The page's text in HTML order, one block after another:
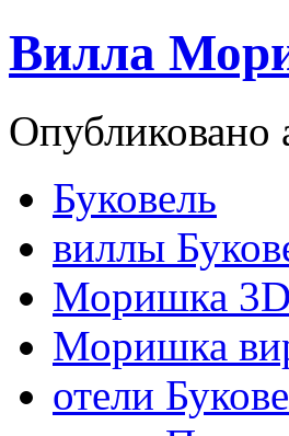
Вилла
Опубликовано
Буковель
виллы
Моришка 3D
Моришка
отели